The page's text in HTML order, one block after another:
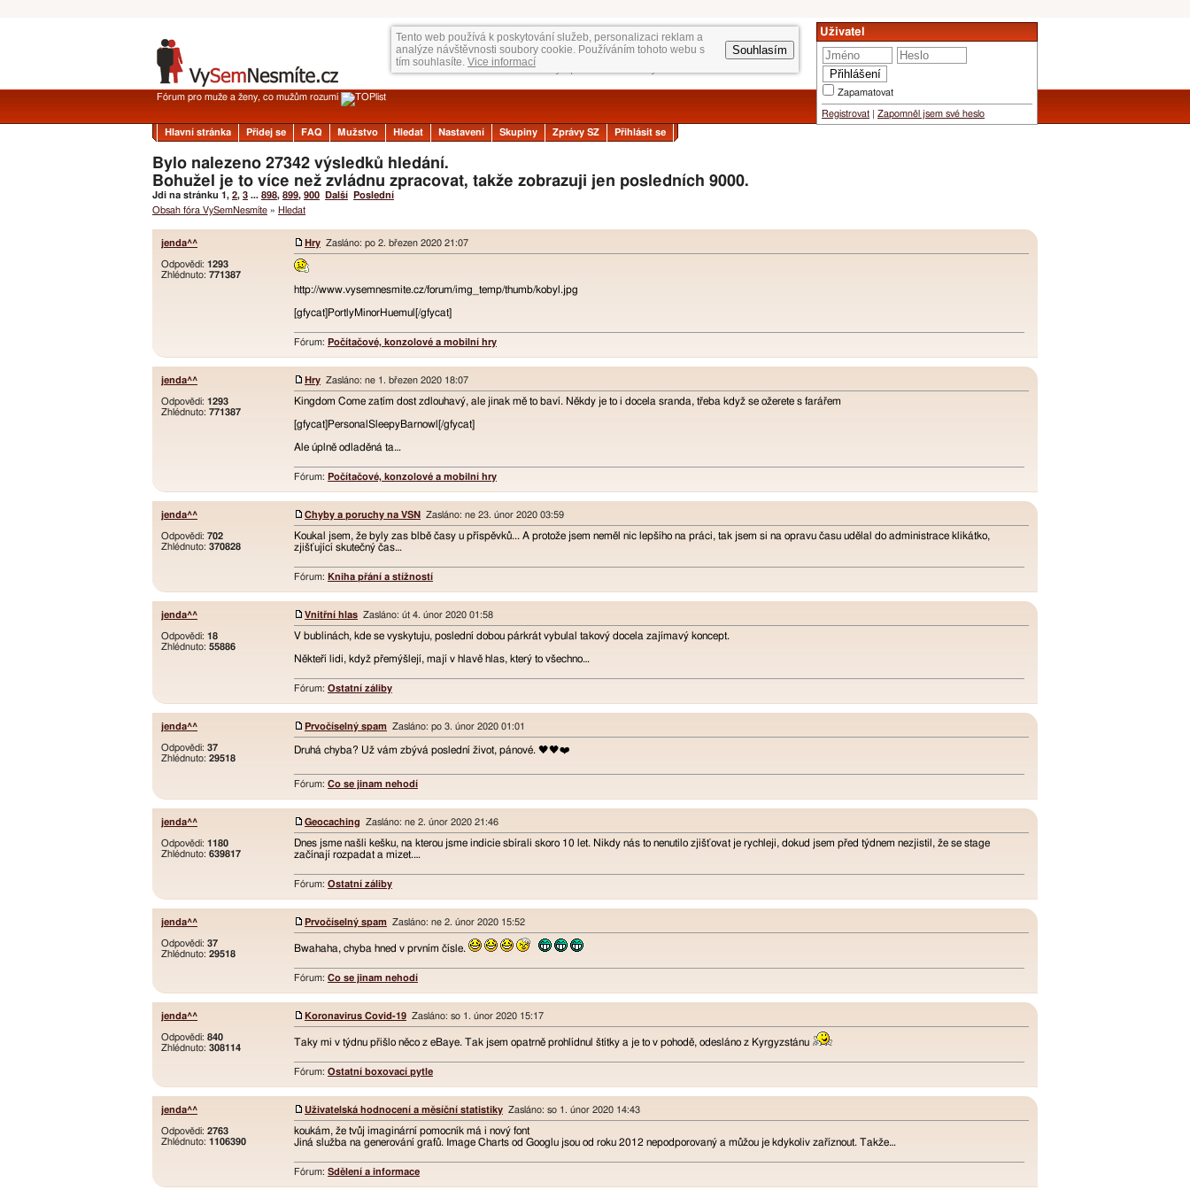
Tento web používá k poskytování služeb, personalizaci reklam a
analýze návštěvnosti soubory cookie. Používáním tohoto webu s
tím souhlasíte. Vice informací
Souhlasím
Uživatel
Zapamatovat
Registrovat Zapomněl jsem své heslo
Fórum pro muže a ženy, co mužům rozumí
Hlavní stránka Přidej se FAQ Mužstvo Hledat Nastavení Skupiny Zprávy SZ Přihlásit se
Bylo nalezeno 27342 výsledků hledání.
Bohužel je to více než zvládnu zpracovat, takže zobrazuji jen posledních 9000.
Jdi na stránku 1, 2, 3 ... 898, 899, 900 Další
Poslední
Obsah fóra VySemNesmíte » Hledat
jenda^^
Odpovědi: 1293
Zhlédnuto: 771387
Hry Zasláno: po 2. březen 2020 21:07
http://www.vysemnesmite.cz/forum/img_temp/thumb/kobyl.jpg
[gfycat]PortlyMinorHuemul[/gfycat]
Fórum: Počítačové, konzolové a mobilní hry
jenda^^
Odpovědi: 1293
Zhlédnuto: 771387
Hry Zasláno: ne 1. březen 2020 18:07
Kingdom Come zatím dost zdlouhavý, ale jinak mě to baví. Někdy je to i docela sranda, třeba když se ožerete s farářem
[gfycat]PersonalSleepyBarnowl[/gfycat]
Ale úplně odladěná ta…
Fórum: Počítačové, konzolové a mobilní hry
jenda^^
Odpovědi: 702
Zhlédnuto: 370828
Chyby a poruchy na VSN Zasláno: ne 23. únor 2020 03:59
Koukal jsem, že byly zas blbě časy u příspěvků... A protože jsem neměl nic lepšího na práci, tak jsem si na opravu času udělal do administrace klikátko,
zjišťující skutečný čas…
Fórum: Kniha přání a stížností
jenda^^
Odpovědi: 18
Zhlédnuto: 55886
Vnitřní hlas Zasláno: út 4. únor 2020 01:58
V bublinách, kde se vyskytuju, poslední dobou párkrát vybulal takový docela zajímavý koncept.
Někteří lidi, když přemýšlejí, mají v hlavě hlas, který to všechno…
Fórum: Ostatní záliby
jenda^^
Odpovědi: 37
Zhlédnuto: 29518
Prvočíselný spam Zasláno: po 3. únor 2020 01:01
Druhá chyba? Už vám zbývá poslední život, pánové. 🖤🖤❤️
Fórum: Co se jinam nehodí
jenda^^
Odpovědi: 1180
Zhlédnuto: 639817
Geocaching Zasláno: ne 2. únor 2020 21:46
Dnes jsme našli kešku, na kterou jsme indicie sbírali skoro 10 let. Nikdy nás to nenutilo zjišťovat je rychleji, dokud jsem před týdnem nezjistil, že se stage
začínají rozpadat a mizet.…
Fórum: Ostatní záliby
jenda^^
Odpovědi: 37
Zhlédnuto: 29518
Prvočíselný spam Zasláno: ne 2. únor 2020 15:52
Bwahaha, chyba hned v prvním čísle.
Fórum: Co se jinam nehodí
jenda^^
Odpovědi: 840
Zhlédnuto: 308114
Koronavirus Covid-19 Zasláno: so 1. únor 2020 15:17
Taky mi v týdnu přišlo něco z eBaye. Tak jsem opatrně prohlídnul štítky a je to v pohodě, odesláno z Kyrgyzstánu
Fórum: Ostatní boxovací pytle
jenda^^
Odpovědi: 2763
Zhlédnuto: 1106390
Uživatelská hodnocení a měsíční statistiky Zasláno: so 1. únor 2020 14:43
koukám, že tvůj imaginární pomocník má i nový font
Jiná služba na generování grafů. Image Charts od Googlu jsou od roku 2012 nepodporovaný a můžou je kdykoliv zaříznout. Takže…
Fórum: Sdělení a informace